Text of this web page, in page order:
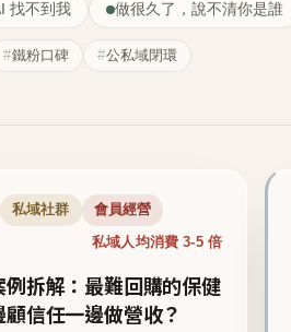
找不到我 做很久了，說不清你是誰
鐵粉口碑 公私域閉環
私域社群 會員經營
私域人均消費 3-5 倍
拆解：最難回購的保健
信任一邊做營收？